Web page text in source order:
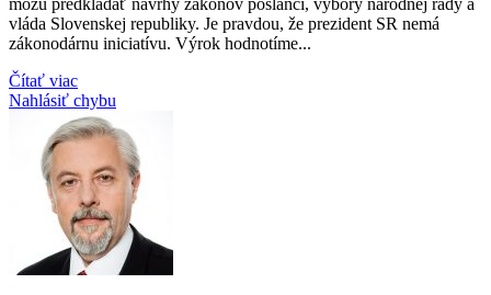
vláda Slovenskej republiky. Je pravdou, že prezident SR nemá
zákonodárnu iniciatívu. Výrok hodnotíme...
Čítať viac
Nahlásiť chybu